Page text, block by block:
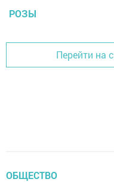
РОЗЫ
Перейти на
ОБЩЕСТВО